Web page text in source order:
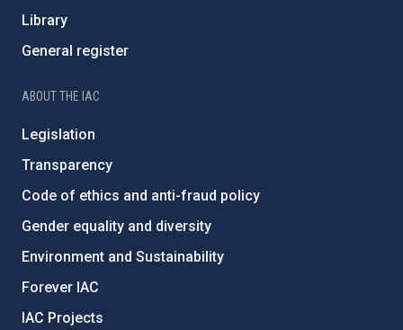
Library
General register
ABOUT THE IAC
Legislation
Transparency
Code of ethics and anti-fraud policy
Gender equality and diversity
Environment and Sustainability
Forever IAC
IAC Projects